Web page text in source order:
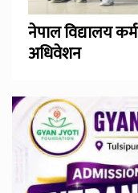
नेपाल विद्यालय
अधिवेशन